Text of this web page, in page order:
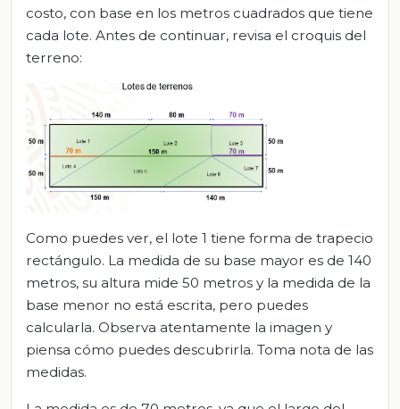
costo, con base en los metros cuadrados que tiene
cada lote. Antes de continuar, revisa el croquis del
terreno:
Como puedes ver, el lote 1 tiene forma de trapecio
rectángulo. La medida de su base mayor es de 140
metros, su altura mide 50 metros y la medida de la
base menor no está escrita, pero puedes
calcularla. Observa atentamente la imagen y
piensa cómo puedes descubrirla. Toma nota de las
medidas.